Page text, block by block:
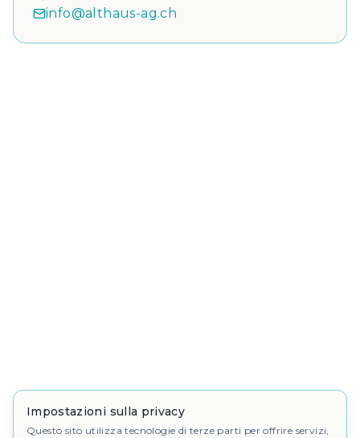
info@althaus-ag.ch
Impostazioni sulla privacy
Questo sito utilizza tecnologie di terze parti per offrire servizi,